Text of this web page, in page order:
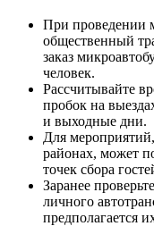
При проведении
общественный
заказ
человек.
Рассчитывайте
пробок на
и выходные дни.
Для
районах, может
точек сбора
Заранее
личного
предполагается